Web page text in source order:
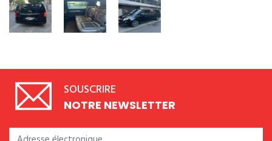
SOUSCRIRE
NOTRE NEWSLETTER